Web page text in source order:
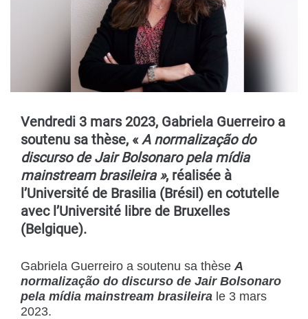
Vendredi 3 mars 2023, Gabriela Guerreiro a
soutenu sa thèse, «A normalização do
discurso de Jair Bolsonaro pela mídia
mainstream brasileira », réalisée à
l’Université de Brasilia (Brésil) en cotutelle
avec l’Université libre de Bruxelles
(Belgique).
Gabriela Guerreiro a soutenu sa thèseA
normalização do discurso de Jair Bolsonaro
pela mídia mainstream brasileira le 3 mars
2023.